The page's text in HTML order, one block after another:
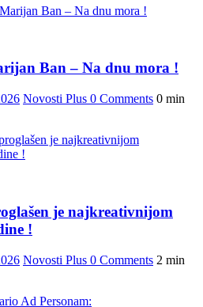
Ban – Na dnu mora !
Novosti Plus 0 Comments 0 min
je najkreativnijom
!
Novosti Plus 0 Comments 2 min